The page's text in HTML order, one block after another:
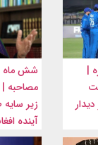
|
شش ماه
مصاحبه |
زیر سایه
آینده